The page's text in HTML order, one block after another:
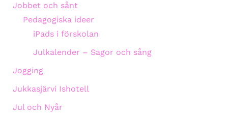
Jobbet och sånt
Pedagogiska ideer
iPads i förskolan
Julkalender – Sagor och sång
Jogging
Jukkasjärvi Ishotell
Jul och Nyår